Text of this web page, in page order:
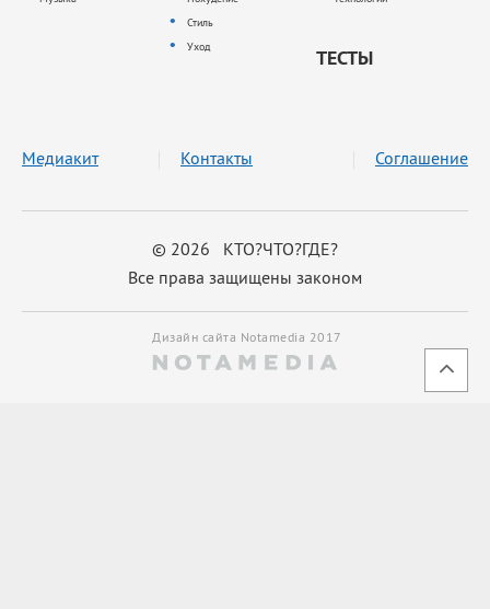
Стиль
Уход
ТЕСТЫ
© 2026 КТО?ЧТО?ГДЕ?
Все права защищены законом
Медиакит Контакты Соглашение
Дизайн сайта Notamedia 2017